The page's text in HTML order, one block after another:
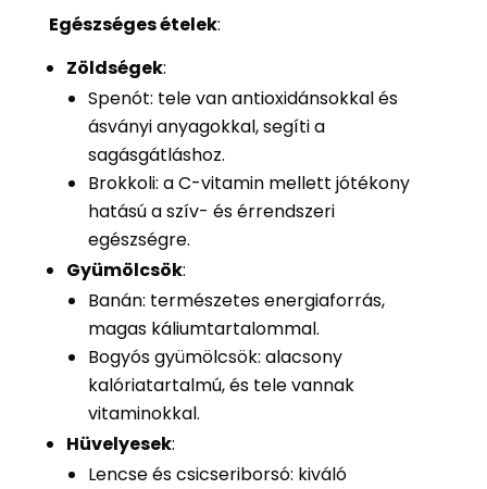
Egészséges ételek:
Zöldségek:
Spenót: tele van antioxidánsokkal és
ásványi anyagokkal, segíti a
sagásgátláshoz.
Brokkoli: a C-vitamin mellett jótékony
hatású a szív- és érrendszeri
egészségre.
Gyümölcsök:
Banán: természetes energiaforrás,
magas káliumtartalommal.
Bogyós gyümölcsök: alacsony
kalóriatartalmú, és tele vannak
vitaminokkal.
Hüvelyesek:
Lencse és csicseriborsó: kiváló